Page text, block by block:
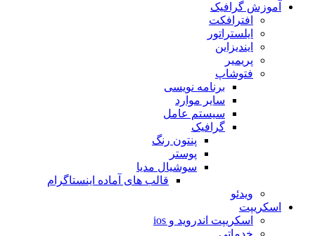
آموزش گرافیک
افترافکت
ایلستراتور
ایندیزاین
پریمیر
فتوشاپ
برنامه نویسی
سایر موارد
سیستم عامل
گرافیک
پنتون رنگ
پوستر
سوشیال مدیا
قالب های آماده اینستاگرام
ویدئو
اسکریپت
اسکریپت اندروید و ios